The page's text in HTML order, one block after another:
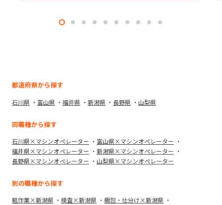
都道府県から探す
石川県 富山県 福井県 新潟県 長野県 山梨県
同職種から探す
石川県×マシンオペレーター
富山県×マシンオペレーター
福井県×マシンオペレーター
新潟県×マシンオペレーター
長野県×マシンオペレーター
山梨県×マシンオペレーター
別の職種から探す
軽作業×新潟県 検査×新潟県
梱包・仕分け×新潟県